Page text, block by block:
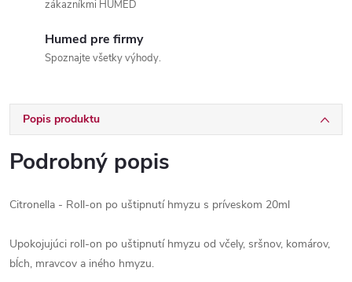
zákazníkmi HUMED
Humed pre firmy
Spoznajte všetky výhody.
Popis produktu
Podrobný popis
Citronella - Roll-on po uštipnutí hmyzu s príveskom 20ml
Upokojujúci roll-on po uštipnutí hmyzu od včely, sršnov, komárov,
bĺch, mravcov a iného hmyzu.